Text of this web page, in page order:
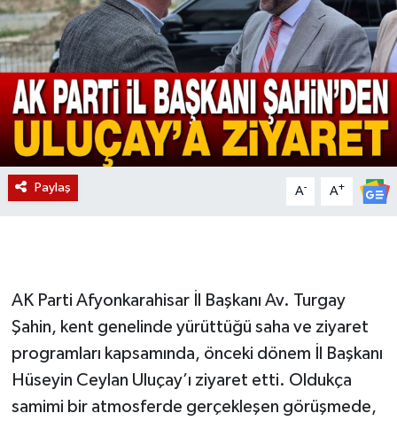
Paylaş A- A+
AK Parti Afyonkarahisar İl Başkanı Av. Turgay
Şahin, kent genelinde yürüttüğü saha ve ziyaret
programları kapsamında, önceki dönem İl Başkanı
Hüseyin Ceylan Uluçay’ı ziyaret etti. Oldukça
samimi bir atmosferde gerçekleşen görüşmede,